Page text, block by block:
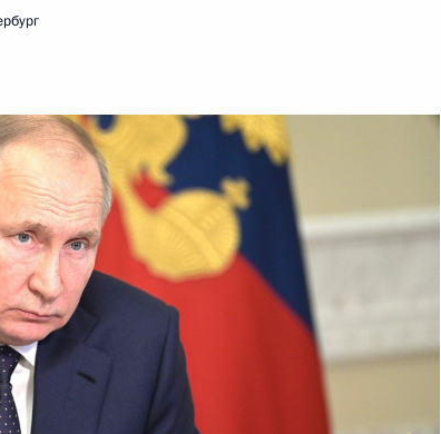
КоАП
«Энергетика»